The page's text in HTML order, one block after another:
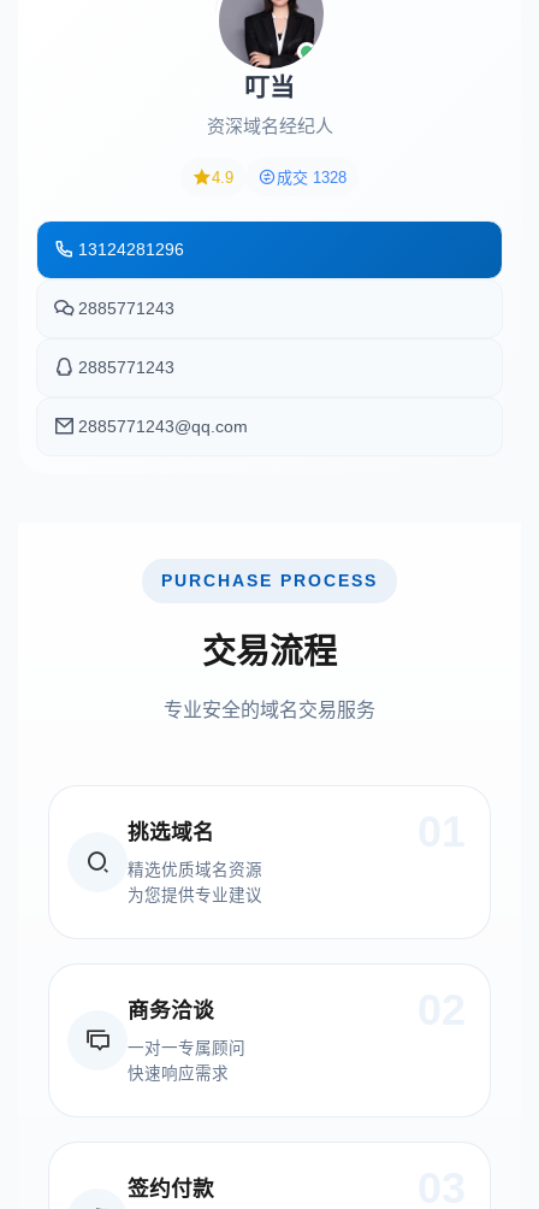
叮当
资深域名经纪人
4.9 成交 1328
13124281296
2885771243
2885771243
2885771243@qq.com
PURCHASE PROCESS
交易流程
专业安全的域名交易服务
挑选域名
精选优质域名资源
为您提供专业建议
商务洽谈
一对一专属顾问
快速响应需求
签约付款